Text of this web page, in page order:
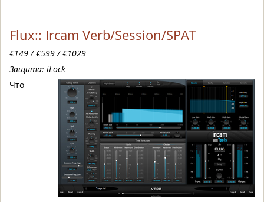
Flux:: Ircam Verb/Session/SPAT
€149 / €599 / €1029
Защита: iLock
Что